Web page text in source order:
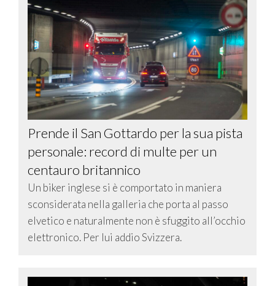
Prende il San Gottardo per la sua pista
personale: record di multe per un
centauro britannico
Un biker inglese si è comportato in maniera
sconsiderata nella galleria che porta al passo
elvetico e naturalmente non è sfuggito all’occhio
elettronico. Per lui addio Svizzera.